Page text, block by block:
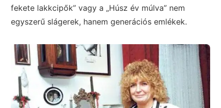
fekete lakkcipők” vagy a „Húsz év múlva” nem
egyszerű slágerek, hanem generációs emlékek.